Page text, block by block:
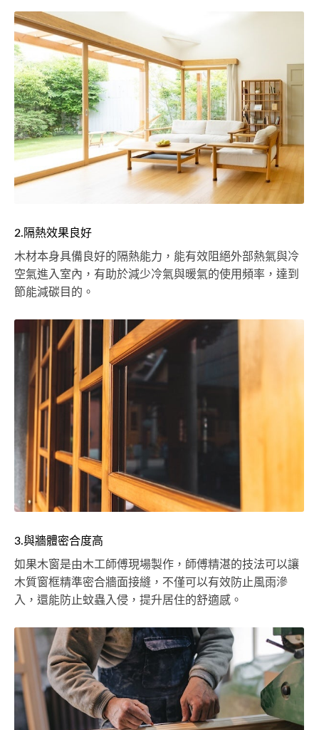
2.隔熱效果良好
木材本身具備良好的隔熱能力，能有效阻絕外部熱氣與冷
空氣進入室內，有助於減少冷氣與暖氣的使用頻率，達到
節能減碳目的。
3.與牆體密合度高
如果木窗是由木工師傅現場製作，師傅精湛的技法可以讓
木質窗框精準密合牆面接縫，不僅可以有效防止風雨滲
入，還能防止蚊蟲入侵，提升居住的舒適感。